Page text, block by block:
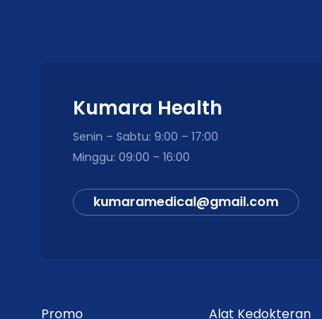
Aplikasi
Berat Sensor
Waterproof
Isi Paket Pembelian
Kumara Health
Senin – Sabtu: 9:00 – 17:00
Minggu: 09:00 – 16:00
kumaramedical@gmail.com
Promo Alat Kedokteran